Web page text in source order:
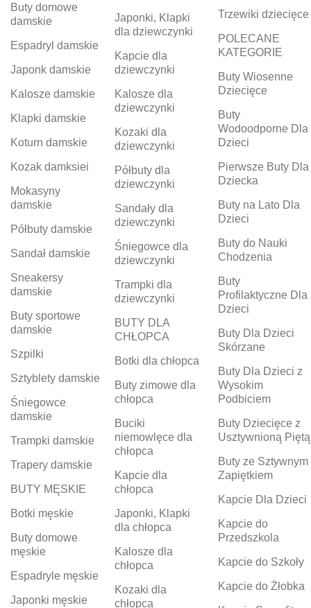
Buty domowe
damskie
Espadryl damskie
Japonk damskie
Kalosze damskie
Klapki damskie
Koturn damskie
Kozak damksiei
Mokasyny
damskie
Półbuty damskie
Sandał damskie
Sneakersy
damskie
Buty sportowe
damskie
Szpilki
Sztyblety damskie
Śniegowce
damskie
Trampki damskie
Trapery damskie
BUTY MĘSKIE
Botki męskie
Buty domowe
męskie
Espadryle męskie
Japonki męskie
Japonki, Klapki
dla dziewczynki
Kapcie dla
dziewczynki
Kalosze dla
dziewczynki
Kozaki dla
dziewczynki
Półbuty dla
dziewczynki
Sandały dla
dziewczynki
Śniegowce dla
dziewczynki
Trampki dla
dziewczynki
BUTY DLA
CHŁOPCA
Botki dla chłopca
Buty zimowe dla
chłopca
Buciki
niemowlęce dla
chłopca
Kapcie dla
chłopca
Japonki, Klapki
dla chłopca
Kalosze dla
chłopca
Kozaki dla
chłopca
Trzewiki dziecięce
POLECANE
KATEGORIE
Buty Wiosenne
Dziecięce
Buty
Wodoodporne Dla
Dzieci
Pierwsze Buty Dla
Dziecka
Buty na Lato Dla
Dzieci
Buty do Nauki
Chodzenia
Buty
Profilaktyczne Dla
Dzieci
Buty Dla Dzieci
Skórzane
Buty Dla Dzieci z
Wysokim
Podbiciem
Buty Dziecięce z
Usztywnioną Piętą
Buty ze Sztywnym
Zapiętkiem
Kapcie Dla Dzieci
Kapcie do
Przedszkola
Kapcie do Szkoły
Kapcie do Żłobka